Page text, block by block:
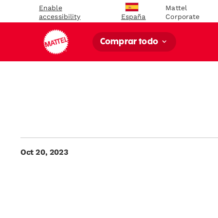
Enable
accessibility
España
Mattel
Corporate
Comprar todo
Oct 20, 2023